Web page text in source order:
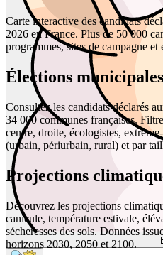
Carte interactive des candidats
2026 en France. Plus de 50 000
programmes, sites de campagne
Élections
Consultez les candidats déclarés
34 000 communes françaises.
centre, droite, écologistes,
(urbain, périurbain, rural) et par
Projections
Découvrez les projections
canicule, température estivale,
sécheresses des sols. Données
horizons 2030, 2050 et 2100.